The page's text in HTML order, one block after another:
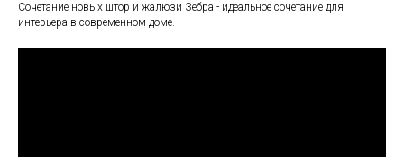
Сочетание новых штор и жалюзи Зебра - идеальное сочетание для
интерьера в современном доме.